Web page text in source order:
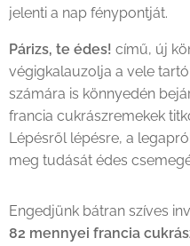
jelenti a nap fénypontját.
Párizs, te édes! című, új
végigkalauzolja a vele
számára is könnyedén
francia cukrászremekek
Lépésről lépésre, a
meg tudását édes
Engedjünk bátran szíves
82 mennyei francia